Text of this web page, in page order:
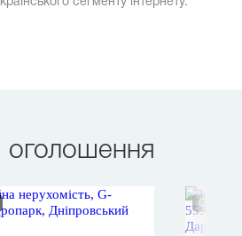
оголошення
Офіс